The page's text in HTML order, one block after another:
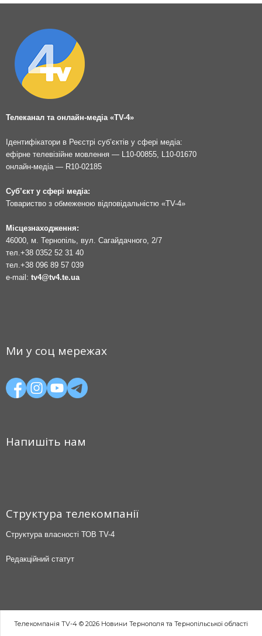
Телеканал та онлайн-медіа «TV-4»
Ідентифікатори в Реєстрі суб’єктів у сфері медіа:
ефірне телевізійне мовлення — L10-00855, L10-01670
онлайн-медіа — R10-02185
Суб’єкт у сфері медіа:
Товариство з обмеженою відповідальністю «TV-4»
Місцезнаходження:
46000, м. Тернопіль, вул. Сагайдачного, 2/7
тел. +38 0352 52 31 40
тел. +38 096 89 57 039
e-mail: tv4@tv4.te.ua
Ми у соц мережах
Напишіть нам
Структура телекомпанії
Структура власності ТОВ TV-4
Редакційний статут
Телекомпанія TV-4 © 2026 Новини Тернополя та Тернопільської області